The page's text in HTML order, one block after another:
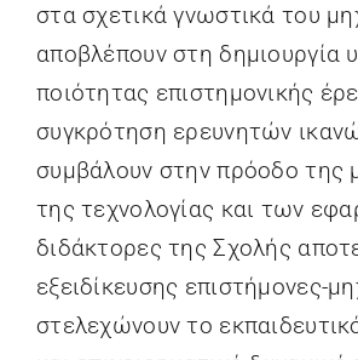
στα σχετικά γνωστικά του
αποβλέπουν στη δημιουργία
ποιότητας επιστημονικής
συγκρότηση ερευνητών
συμβάλουν στην πρόοδο της
της τεχνολογίας και των
διδάκτορες της Σχολής
εξειδίκευσης επιστήμονες-
στελεχώνουν το